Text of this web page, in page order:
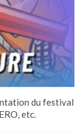
du festival
etc.